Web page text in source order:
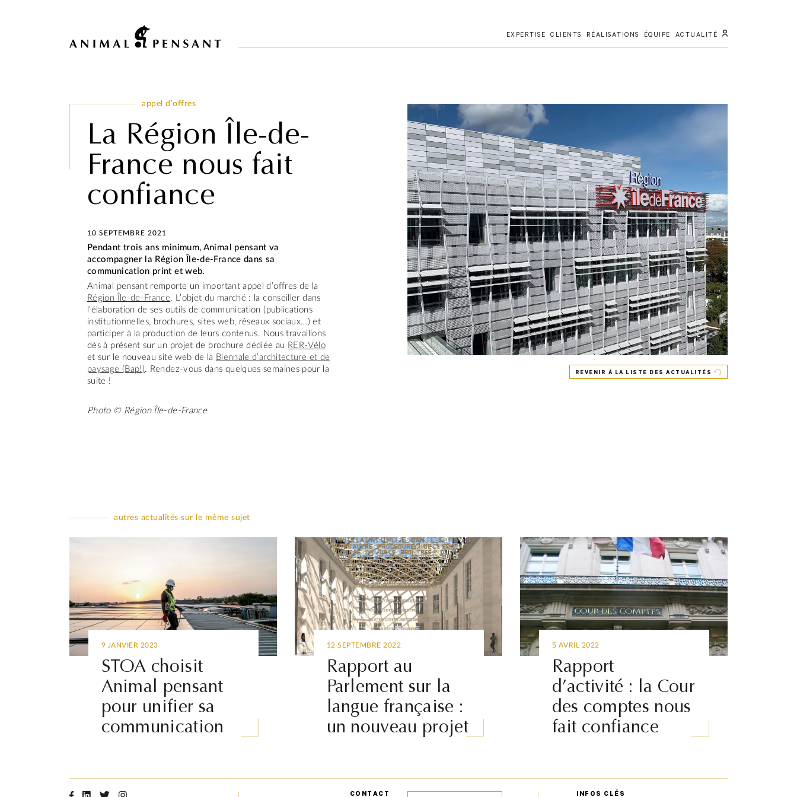
EXPERTISE CLIENTS RÉALISATIONS ÉQUIPE ACTUALITÉ
appel d’offres
La Région Île-de-
France nous fait
confiance
10 SEPTEMBRE 2021
Pendant trois ans minimum, Animal pensant va
accompagner la Région Île-de-France dans sa
communication print et web.
Animal pensant remporte un important appel d’offres de la
Région Île-de-France. L’objet du marché : la conseiller dans
l’élaboration de ses outils de communication (publications
institutionnelles, brochures, sites web, réseaux sociaux…) et
participer à la production de leurs contenus. Nous travaillons
dès à présent sur un projet de brochure dédiée au RER-Vélo
et sur le nouveau site web de la Biennale d’architecture et de
paysage (Bap!). Rendez-vous dans quelques semaines pour la
suite !
Photo © Région Île-de-France
REVENIR À LA LISTE DES ACTUALITÉS
autres actualités sur le même sujet
9 JANVIER 2023
STOA choisit
Animal pensant
pour unifier sa
communication
12 SEPTEMBRE 2022
Rapport au
Parlement sur la
langue française :
un nouveau projet
5 AVRIL 2022
Rapport
d’activité : la Cour
des comptes nous
fait confiance
Facebook Linkedin Twitter CONTACT INFOS CLÉS